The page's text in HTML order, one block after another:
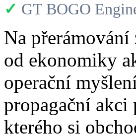
✓ GT BOGO
Na
od ekonomiky
operační
propagační
kterého si